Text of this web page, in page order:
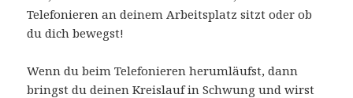
Telefonieren an deinem Arbeitsplatz sitzt oder ob
du dich bewegst!
Wenn du beim Telefonieren herumläufst, dann
bringst du deinen Kreislauf in Schwung und wirst